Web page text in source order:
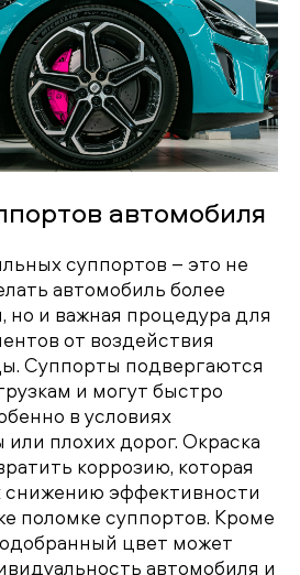
автомобиля
суппортов – это не
автомобиль более
но и важная процедура для
от воздействия
Суппорты подвергаются
и могут быстро
в условиях
плохих дорог. Окраска
коррозию, которая
снижению эффективности
поломке суппортов. Кроме
цвет может
автомобиля и